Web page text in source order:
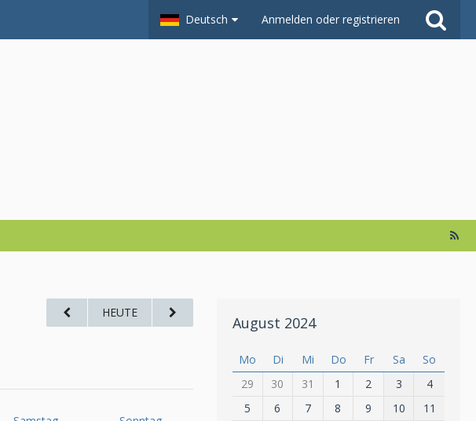
Deutsch Anmelden oder registrieren
HEUTE
August 2024
Mo Di Mi Do Fr Sa
So
29
30 31 1 2 3
4
5
6 7 8 9 10
11